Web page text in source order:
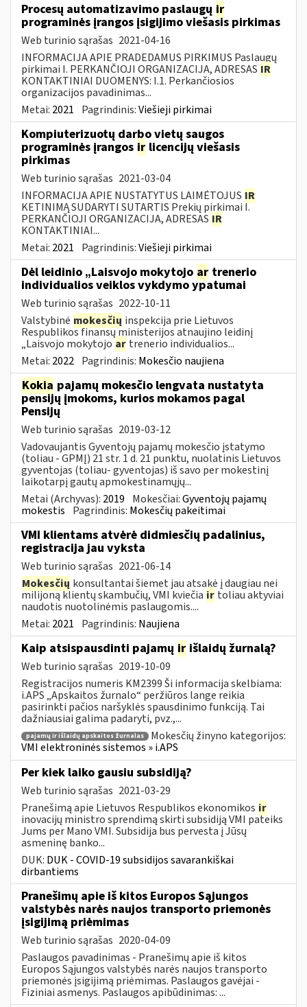
Procesų automatizavimo paslaugų ir
programinės įrangos įsigijimo viešasis pirkimas
Web turinio sąrašas 2021-04-16
INFORMACIJA APIE PRADEDAMUS PIRKIMUS Paslaugų
pirkimai I. PERKANČIOJI ORGANIZACIJA, ADRESAS IR
KONTAKTINIAI DUOMENYS: I.1. Perkančiosios
organizacijos pavadinimas...
Metai: 2021 Pagrindinis:Viešieji pirkimai
Kompiuterizuotų darbo vietų saugos
programinės įrangos ir licencijų viešasis
pirkimas
Web turinio sąrašas 2021-03-04
INFORMACIJA APIE NUSTATYTUS LAIMĖTOJUS IR
KETINIMĄ SUDARYTI SUTARTIS Prekių pirkimai I.
PERKANČIOJI ORGANIZACIJA, ADRESAS IR
KONTAKTINIAI...
Metai: 2021 Pagrindinis:Viešieji pirkimai
Dėl leidinio „Laisvojo mokytojo ar trenerio
individualios veiklos vykdymo ypatumai
Web turinio sąrašas 2022-10-11
Valstybinė mokesčių inspekcija prie Lietuvos
Respublikos finansų ministerijos atnaujino leidinį
„Laisvojo mokytojo ar trenerio individualios...
Metai: 2022 Pagrindinis: Mokesčio naujiena
Kokia pajamų mokesčio lengvata nustatyta
pensijų įmokoms, kurios mokamos pagal
Pensijų
Web turinio sąrašas 2019-03-12
Vadovaujantis Gyventojų pajamų mokesčio įstatymo
(toliau - GPMĮ) 21 str. 1 d. 21 punktu, nuolatinis Lietuvos
gyventojas (toliau- gyventojas) iš savo per mokestinį
laikotarpį gautų apmokestinamųjų...
Metai (Archyvas): 2019 Mokesčiai:Gyventojų pajamų
mokestis Pagrindinis: Mokesčių pakeitimai
VMI klientams atvėrė didmiesčių padalinius,
registracija jau vyksta
Web turinio sąrašas 2021-06-14
Mokesčių konsultantai šiemet jau atsakė į daugiau nei
milijoną klientų skambučių, VMI kviečia ir toliau aktyviai
naudotis nuotolinėmis paslaugomis....
Metai: 2021 Pagrindinis: Naujiena
Kaip atsispausdinti pajamų ir išlaidų žurnalą?
Web turinio sąrašas 2019-10-09
Registracijos numeris KM2399 Ši informacija skelbiama:
i.APS „Apskaitos žurnalo“ peržiūros lange reikia
pasirinkti pačios naršyklės spausdinimo funkciją. Tai
dažniausiai galima padaryti, pvz.,...
pajamų ir išlaidų apskaitos žurnalas
Mokesčių žinyno kategorijos:
VMI elektroninės sistemos » i.APS
Per kiek laiko gausiu subsidiją?
Web turinio sąrašas 2021-03-29
Pranešimą apie Lietuvos Respublikos ekonomikos ir
inovacijų ministro sprendimą skirti subsidiją VMI pateiks
Jums per Mano VMI. Subsidija bus pervesta į Jūsų
asmeninę banko...
DUK: DUK - COVID-19 subsidijos savarankiškai
dirbantiems
Pranešimų apie iš kitos Europos Sąjungos
valstybės narės naujos transporto priemonės
įsigijimą priėmimas
Web turinio sąrašas 2020-04-09
Paslaugos pavadinimas - Pranešimų apie iš kitos
Europos Sąjungos valstybės narės naujos transporto
priemonės įsigijimą priėmimas. Paslaugos gavėjai -
Fiziniai asmenys. Paslaugos apibūdinimas: ...